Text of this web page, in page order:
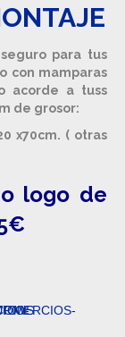
para tus
con mamparas
acorde a tuss
de grosor:
x70cm. ( otras
logo de